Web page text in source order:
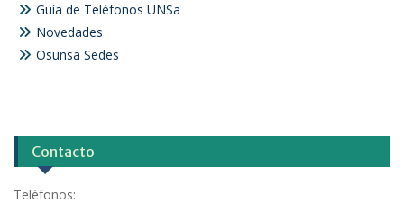
Guía de Teléfonos UNSa
Novedades
Osunsa Sedes
Contacto
Teléfonos: